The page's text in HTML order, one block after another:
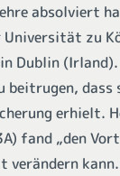
absolviert
zu
Dublin (Irland).
beitrugen, dass
erhielt.
fand „den
verändern